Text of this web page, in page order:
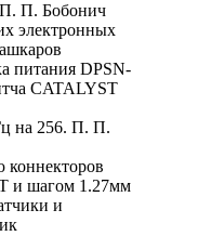
П. П. Бобонич
электронных
питания DPSN-
CATALYST
на 256. П. П.
коннекторов
и шагом 1.27мм
и